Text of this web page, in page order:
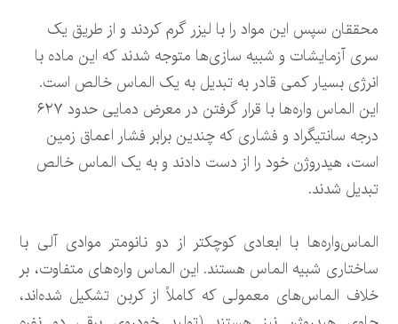
محققان سپس این مواد را با لیزر گرم کردند و از طریق یک
سری آزمایشات و شبیه سازی‌ها متوجه شدند که این ماده با
انرژی بسیار کمی قادر به تبدیل به یک الماس خالص است.
این الماس واره‌ها با قرار گرفتن در معرض دمایی حدود ۶۲۷
درجه سانتیگراد و فشاری که چندین برابر فشار اعماق زمین
است، هیدروژن خود را از دست دادند و به یک الماس خالص
تبدیل شدند.
الماس‌واره‌ها با ابعادی کوچکتر از دو نانومتر موادی آلی با
ساختاری شبیه الماس هستند. این الماس‌ واره‌های متفاوت، بر
خلاف الماس‌های معمولی که کاملاً از کربن تشکیل شده‌اند،